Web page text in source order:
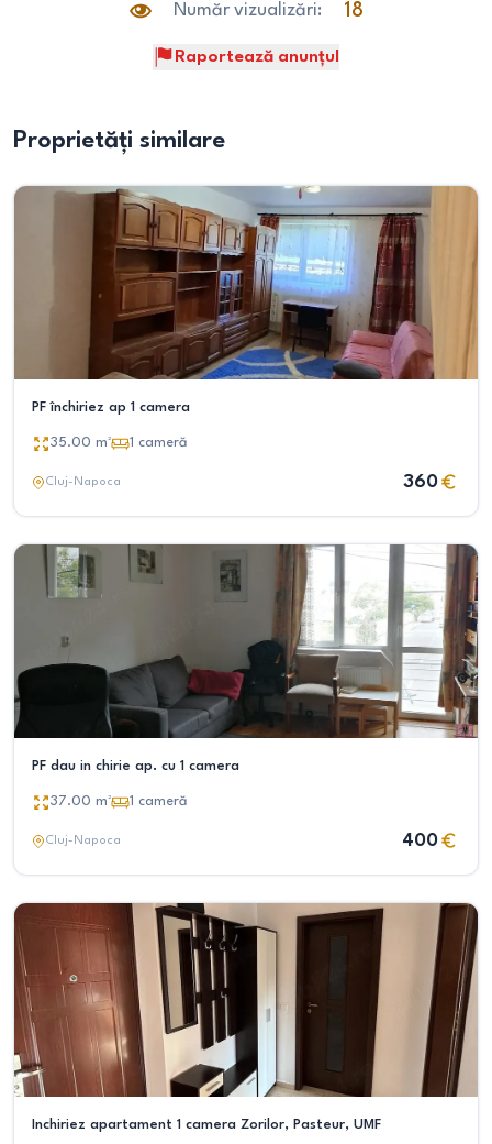
Număr vizualizări: 18
Raportează anunțul
Proprietăți similare
PF închiriez ap 1 camera
35.00 m² 1 cameră
Cluj-Napoca 360
PF dau in chirie ap. cu 1 camera
37.00 m² 1 cameră
Cluj-Napoca 400
Inchiriez apartament 1 camera Zorilor, Pasteur, UMF